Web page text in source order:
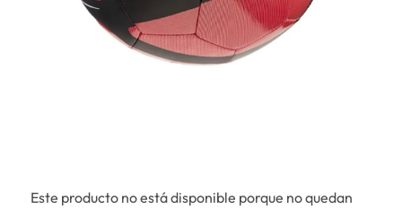
Este producto no está disponible porque no quedan